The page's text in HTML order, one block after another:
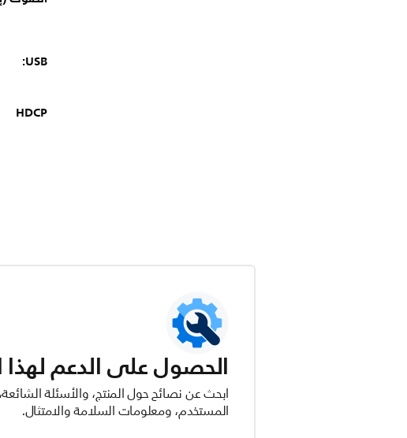
USB:
HDCP
الحصول على الدعم لهذا
ابحث عن نصائح حول المنتج، والأسئلة
المستخدم، ومعلومات السلامة والامتثال.